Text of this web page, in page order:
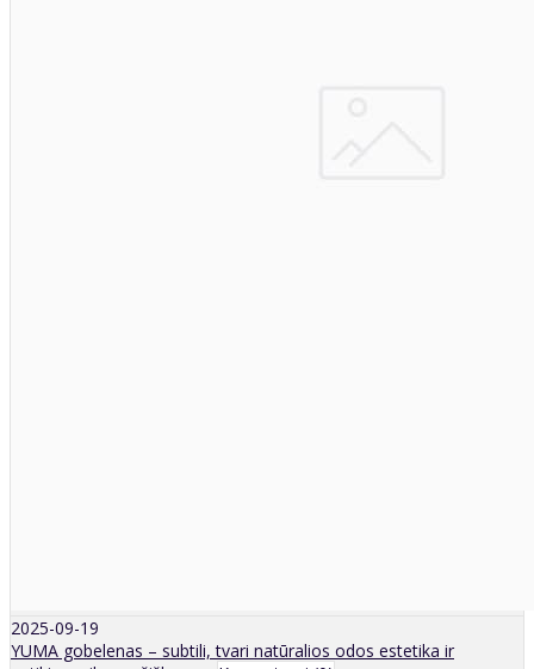
2025-09-19
YUMA gobelenas – subtili, tvari natūralios odos estetika ir